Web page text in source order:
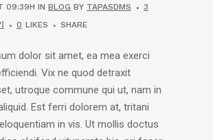
09:39H IN BLOG BY TAPASDMS
3
0 LIKES SHARE
dolor sit amet, ea mea exerci
Vix ne quod detraxit
utroque commune qui ut, nam in
Est ferri dolorem at, tritani
in vis. Ut mollis doctus